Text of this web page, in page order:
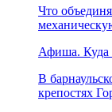
Что
Афиша. Куда
В
крепостях